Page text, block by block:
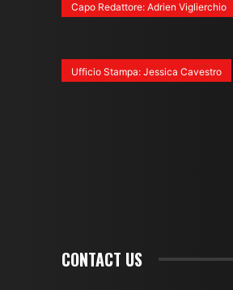
Capo Redattore: Adrien Viglierchio
Ufficio Stampa: Jessica Cavestro
CONTACT US